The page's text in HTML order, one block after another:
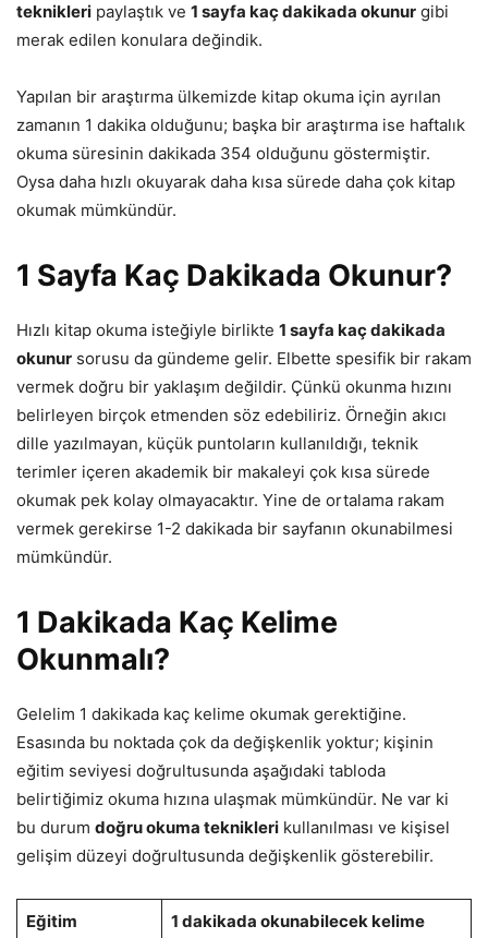
teknikleri paylaştık ve 1 sayfa kaç dakikada okunur gibi
merak edilen konulara değindik.
Yapılan bir araştırma ülkemizde kitap okuma için ayrılan
zamanın 1 dakika olduğunu; başka bir araştırma ise haftalık
okuma süresinin dakikada 354 olduğunu göstermiştir.
Oysa daha hızlı okuyarak daha kısa sürede daha çok kitap
okumak mümkündür.
1 Sayfa Kaç Dakikada Okunur?
Hızlı kitap okuma isteğiyle birlikte 1 sayfa kaç dakikada
okunur sorusu da gündeme gelir. Elbette spesifik bir rakam
vermek doğru bir yaklaşım değildir. Çünkü okunma hızını
belirleyen birçok etmenden söz edebiliriz. Örneğin akıcı
dille yazılmayan, küçük puntoların kullanıldığı, teknik
terimler içeren akademik bir makaleyi çok kısa sürede
okumak pek kolay olmayacaktır. Yine de ortalama rakam
vermek gerekirse 1-2 dakikada bir sayfanın okunabilmesi
mümkündür.
1 Dakikada Kaç Kelime
Okunmalı?
Gelelim 1 dakikada kaç kelime okumak gerektiğine.
Esasında bu noktada çok da değişkenlik yoktur; kişinin
eğitim seviyesi doğrultusunda aşağıdaki tabloda
belirtiğimiz okuma hızına ulaşmak mümkündür. Ne var ki
bu durum doğru okuma teknikleri kullanılması ve kişisel
gelişim düzeyi doğrultusunda değişkenlik gösterebilir.
Eğitim
1 dakikada okunabilecek kelime